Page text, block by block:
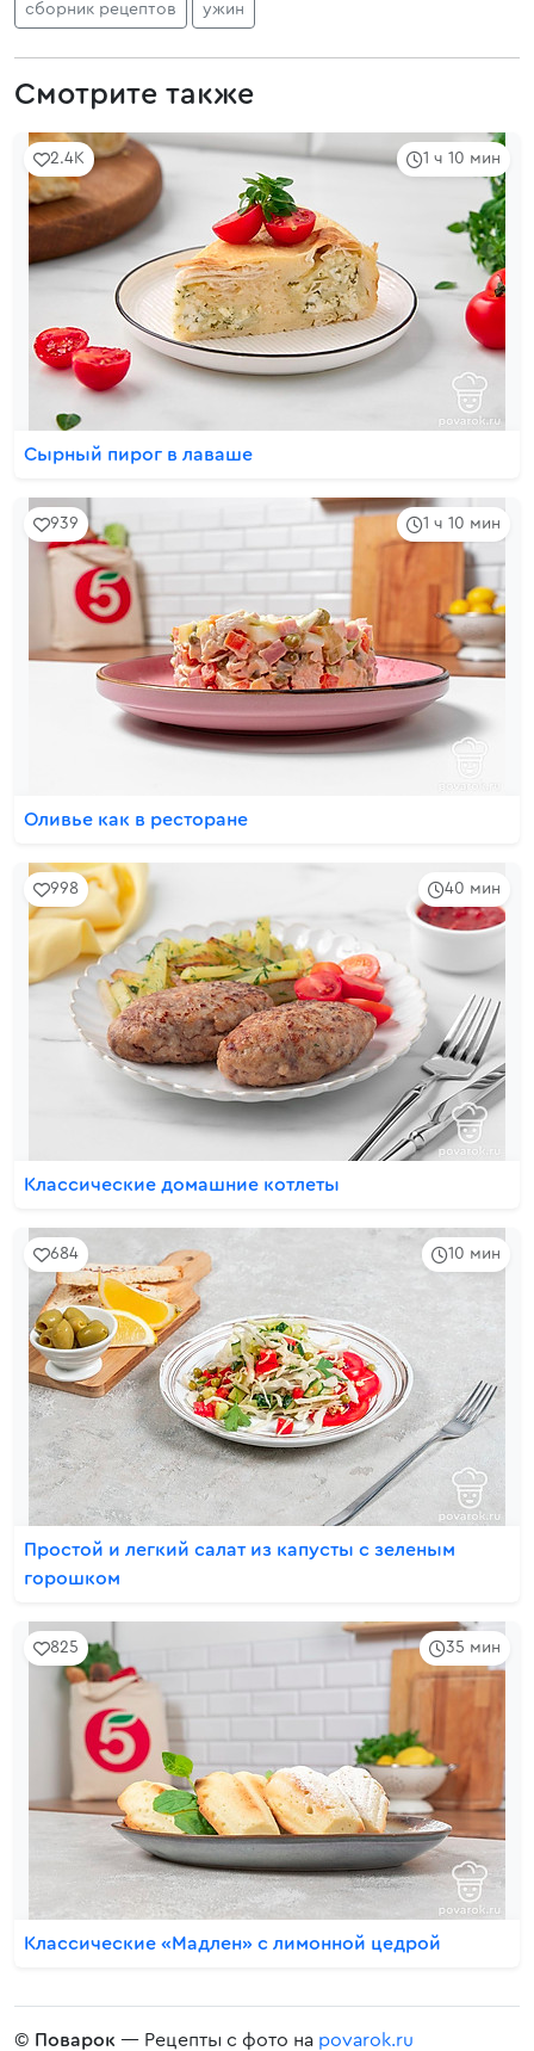
сборник рецептов ужин
Смотрите также
1 ч 10 мин
2.4K
Сырный пирог в лаваше
1 ч 10 мин
939
Оливье как в ресторане
40 мин
998
Классические домашние котлеты
10 мин
684
Простой и легкий салат из капусты с зеленым
горошком
35 мин
825
Классические «Мадлен» с лимонной цедрой
© Поварок — Рецепты с фото на povarok.ru